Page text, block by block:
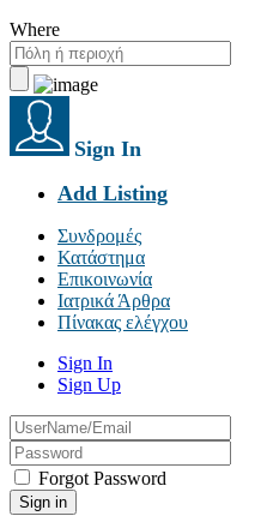
Where
Sign In
Add Listing
Συνδρομές
Κατάστημα
Επικοινωνία
Ιατρικά Άρθρα
Πίνακας ελέγχου
Sign In
Sign Up
Forgot Password